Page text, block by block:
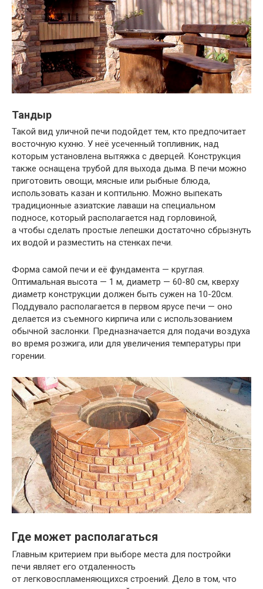
Тандыр
Такой вид уличной печи подойдет тем, кто предпочитает
восточную кухню. У неё усеченный топливник, над
которым установлена вытяжка с дверцей. Конструкция
также оснащена трубой для выхода дыма. В печи можно
приготовить овощи, мясные или рыбные блюда,
использовать казан и коптильню. Можно выпекать
традиционные азиатские лаваши на специальном
подносе, который располагается над горловиной,
а чтобы сделать простые лепешки достаточно сбрызнуть
их водой и разместить на стенках печи.
Форма самой печи и её фундамента — круглая.
Оптимальная высота — 1 м, диаметр — 60-80 см, кверху
диаметр конструкции должен быть сужен на 10-20см.
Поддувало располагается в первом ярусе печи — оно
делается из съемного кирпича или с использованием
обычной заслонки. Предназначается для подачи воздуха
во время розжига, или для увеличения температуры при
горении.
Где может располагаться
Главным критерием при выборе места для постройки
печи являет его отдаленность
от легковоспламеняющихся строений. Дело в том, что